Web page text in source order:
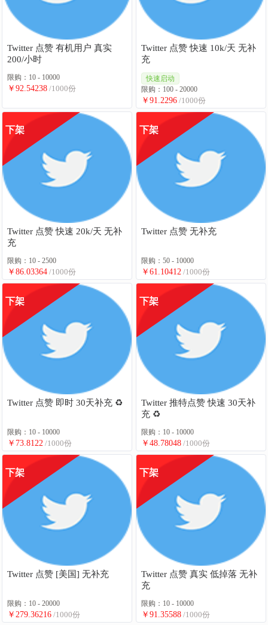
Twitter 点赞 有机用户 真实
200/小时
限购：10 - 10000
￥92.54238 /1000份
Twitter 点赞 快速 10k/天 无补
充
快速启动
限购：100 - 20000
￥91.2296 /1000份
Twitter 点赞 快速 20k/天 无补
充
限购：10 - 2500
￥86.03364 /1000份
下架
Twitter 点赞 无补充
限购：50 - 10000
￥61.10412 /1000份
下架
Twitter 点赞 即时 30天补充 ♻️
限购：10 - 10000
￥73.8122 /1000份
下架
Twitter 推特点赞 快速 30天补
充 ♻️
限购：10 - 10000
￥48.78048 /1000份
下架
Twitter 点赞 [美国] 无补充
限购：10 - 20000
￥279.36216 /1000份
下架
Twitter 点赞 真实 低掉落 无补
充
限购：10 - 10000
￥91.35588 /1000份
下架